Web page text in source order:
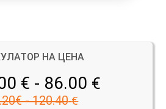
НА ЦЕНА
€ - 86.00 €
- 120.40 €